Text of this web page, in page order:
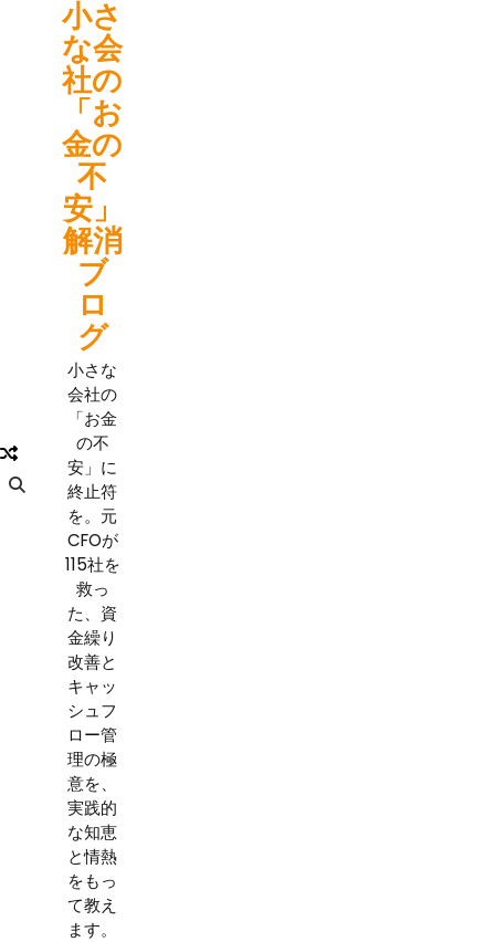
content
小さ
な会
社の
「お
金の
不
安」
解消
ブ
ロ
グ
小さな
会社の
「お金
の不
安」に
終止符
を。元
CFOが
115社を
救っ
た、資
金繰り
改善と
キャッ
シュフ
ロー管
理の極
意を、
実践的
な知恵
と情熱
をもっ
て教え
ます。